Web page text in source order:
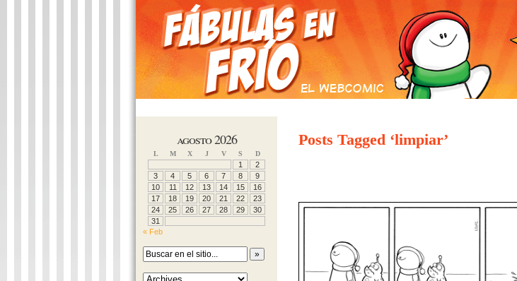
agosto 2026
L M X J V S D
1
2
3
4 5 6 7 8
9
10
11 12 13 14 15
16
17
18 19 20 21 22
23
24
25 26 27 28 29
30
31
« Feb
Posts Tagged ‘limpiar’